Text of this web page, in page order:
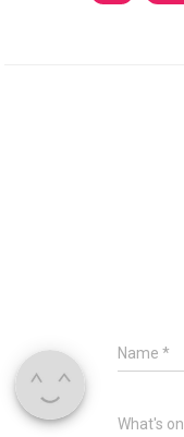
Name*
What's